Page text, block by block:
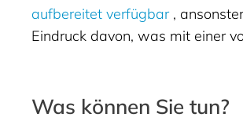
aufbereitet verfügbar,
Eindruck davon, was mit einer
Was können Sie tun?